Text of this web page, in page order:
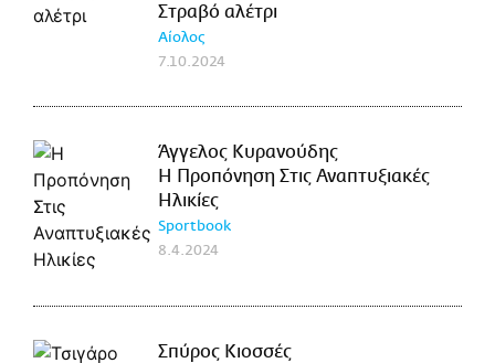
Στραβό αλέτρι
Αίολος
7.10.2024
Άγγελος Κυρανούδης
Η Προπόνηση Στις Αναπτυξιακές
Ηλικίες
Sportbook
8.4.2024
Σπύρος Κιοσσές